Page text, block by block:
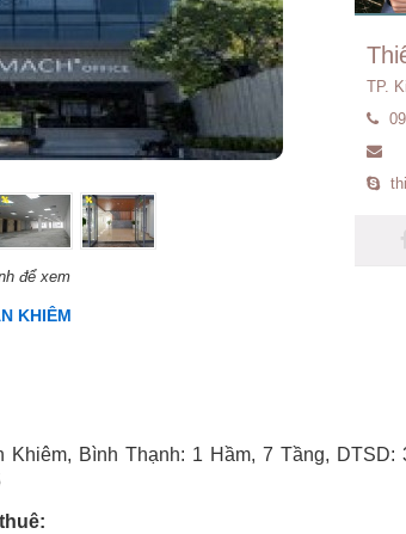
TP.
để xem
KHIÊM
Bình Thạnh: 1 Hầm, 7 Tầng, DTSD: